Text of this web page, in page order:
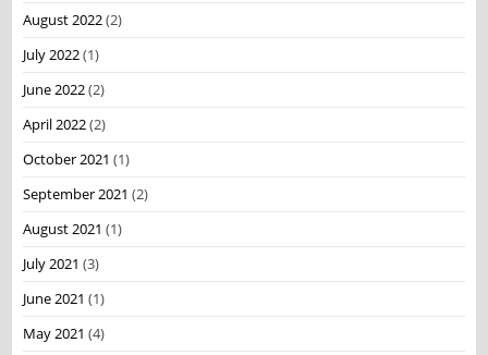
August 2022(2)
July 2022(1)
June 2022(2)
April 2022(2)
October 2021 (1)
September 2021 (2)
August 2021 (1)
July 2021 (3)
June 2021 (1)
May 2021 (4)